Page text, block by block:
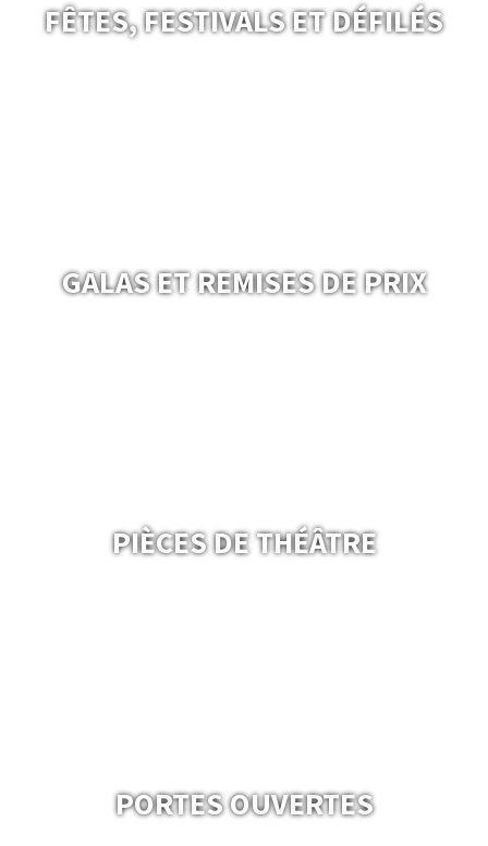
FÊTES, FESTIVALS ET DÉFILÉS
GALAS ET REMISES DE PRIX
PIÈCES DE THÉÂTRE
PORTES OUVERTES